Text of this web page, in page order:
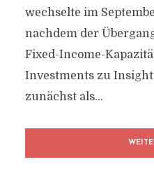
wechselte im
nachdem der
Fixed-Income-
Investments zu Insight
zunächst als...